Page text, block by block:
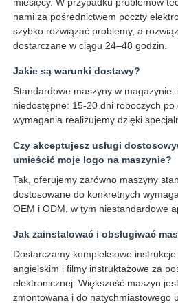
nami za pośrednictwem poczty
szybko rozwiązać problemy, a
dostarczane w ciągu 24–48 godzin.
Jakie są warunki dostawy?
Standardowe maszyny w magazynie:
niedostępne: 15-20 dni roboczych po
wymagania realizujemy dzięki
Czy akceptujesz usługi
umieścić moje logo na maszynie?
Tak, oferujemy zarówno maszyny
dostosowane do konkretnych
OEM i ODM, w tym niestandardowe
Jak zainstalować i obsługiwać
Dostarczamy kompleksowe instrukcje
angielskim i filmy instruktażowe za
elektronicznej. Większość maszyn
zmontowana i do natychmiastowego